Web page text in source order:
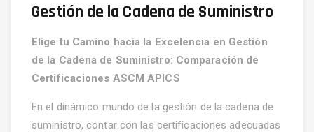
Gestión de la Cadena de Suministro
Elige tu Camino hacia la Excelencia en Gestión
de la Cadena de Suministro: Comparación de
Certificaciones ASCM APICS
En el dinámico mundo de la gestión de la cadena de
suministro, contar con las certificaciones adecuadas